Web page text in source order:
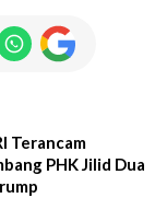
Terancam
PHK Jilid Dua